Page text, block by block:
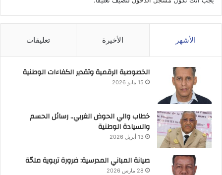
الأشهر الأخيرة تعليقات
الخصوصية الرقمية وتقدير الكفاءات الوطنية
15 مايو 2026
خطاب والي الحوض الغربي.. رسائل الحسم
والسيادة الوطنية
13 أبريل 2026
صيانة المباني المدرسية: ضرورة تربوية ملحّة
28 مارس 2026